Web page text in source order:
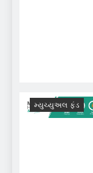
મ્યુચ્યુઅલ ફંડ